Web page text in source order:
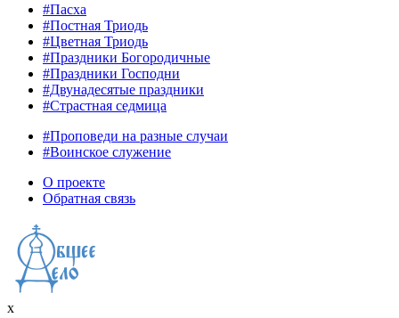
#Пасха
#Постная Триодь
#Цветная Триодь
#Праздники Богородичные
#Праздники Господни
#Двунадесятые праздники
#Страстная седмица
#Проповеди на разные случаи
#Воинское служение
О проекте
Обратная связь
x